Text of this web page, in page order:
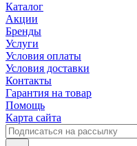
Каталог
Акции
Бренды
Услуги
Условия оплаты
Условия доставки
Контакты
Гарантия на товар
Помощь
Карта сайта